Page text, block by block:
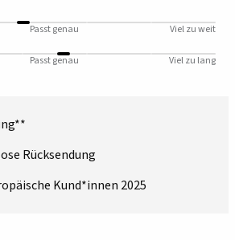
Passt genau Viel zu weit
Passt genau Viel zu lang
Rücksendung
Kund*innen 2025